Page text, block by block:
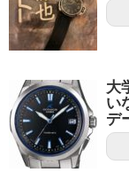
大
い
デ